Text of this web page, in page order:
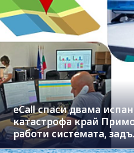
eCall спаси двама
катастрофа край
работи системата,
новите коли